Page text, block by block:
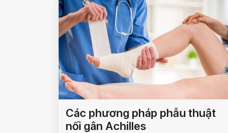
Các phương pháp phẫu thuật
nối gân Achilles